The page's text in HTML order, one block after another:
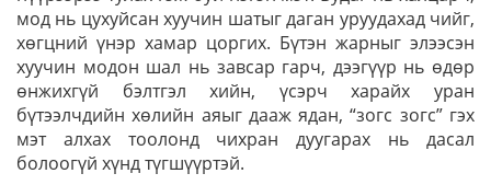
мод нь цухуйсан хуучин шатыг даган уруудахад чийг,
хөгцний үнэр хамар цоргих. Бүтэн жарныг элээсэн
хуучин модон шал нь завсар гарч, дээгүүр нь өдөр
өнжихгүй бэлтгэл хийн, үсэрч харайх уран
бүтээлчдийн хөлийн аяыг дааж ядан, “зогс зогс” гэх
мэт алхах тоолонд чихран дуугарах нь дасал
болоогүй хүнд түгшүүртэй.